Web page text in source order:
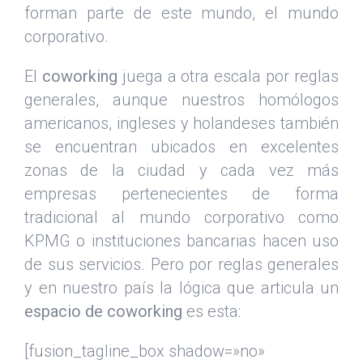
forman parte de este mundo, el mundo
corporativo.
El coworking juega a otra escala por reglas
generales, aunque nuestros homólogos
americanos, ingleses y holandeses también
se encuentran ubicados en excelentes
zonas de la ciudad y cada vez más
empresas pertenecientes de forma
tradicional al mundo corporativo como
KPMG o instituciones bancarias hacen uso
de sus servicios. Pero por reglas generales
y en nuestro país la lógica que articula un
espacio de coworking es esta:
[fusion_tagline_box shadow=»no»